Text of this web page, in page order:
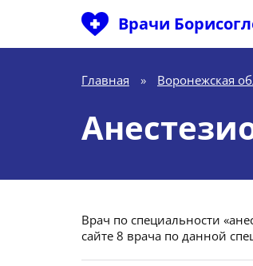
Врачи
Главная » Воронежская
Врач по специальности
сайте 8 врача по данной